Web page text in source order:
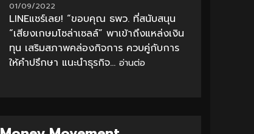
01/09/2022
LINEแชร์เลย! “ขอบคุณ ธพว. ที่สนับสนุน
“เสียงเกษมโซล่าเซลล์” พาเข้าถึงแหล่งเงิน
ทุน เสริมสภาพคล่องกิจการ ควบคู่กับการ
ให้คำปรึกษา แนะนำธุรกิจ... อ่านต่อ